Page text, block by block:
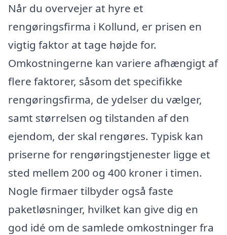
Når du overvejer at hyre et
rengøringsfirma i Kollund, er prisen en
vigtig faktor at tage højde for.
Omkostningerne kan variere afhængigt af
flere faktorer, såsom det specifikke
rengøringsfirma, de ydelser du vælger,
samt størrelsen og tilstanden af den
ejendom, der skal rengøres. Typisk kan
priserne for rengøringstjenester ligge et
sted mellem 200 og 400 kroner i timen.
Nogle firmaer tilbyder også faste
paketløsninger, hvilket kan give dig en
god idé om de samlede omkostninger fra